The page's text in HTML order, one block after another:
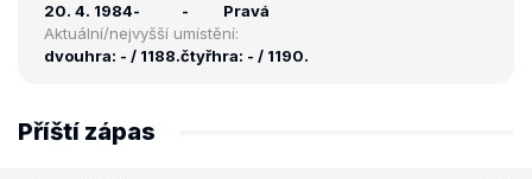
20. 4. 1984-
-
Pravá
Aktuální/nejvyšší umístění:
dvouhra: - / 1188.čtyřhra: - / 1190.
Příští zápas